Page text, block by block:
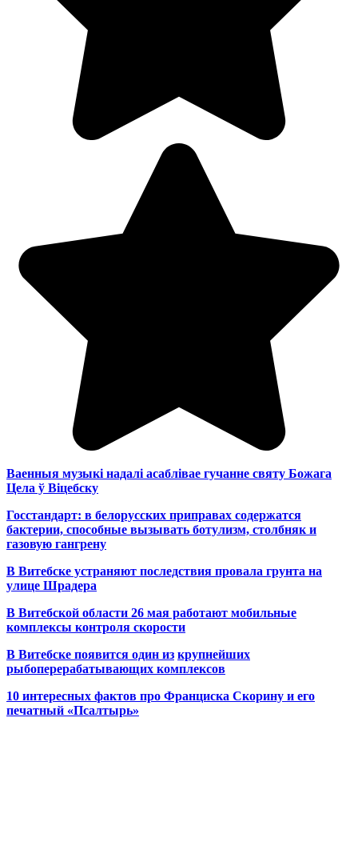
Ваенныя музыкі надалі асаблівае гучанне святу Божага
Цела ў Віцебску
Госстандарт: в белорусских приправах содержатся
бактерии, способные вызывать ботулизм, столбняк и
газовую гангрену
В Витебске устраняют последствия провала грунта на
улице Шрадера
В Витебской области 26 мая работают мобильные
комплексы контроля скорости
В Витебске появится один из крупнейших
рыбоперерабатывающих комплексов
10 интересных фактов про Франциска Скорину и его
печатный «Псалтырь»